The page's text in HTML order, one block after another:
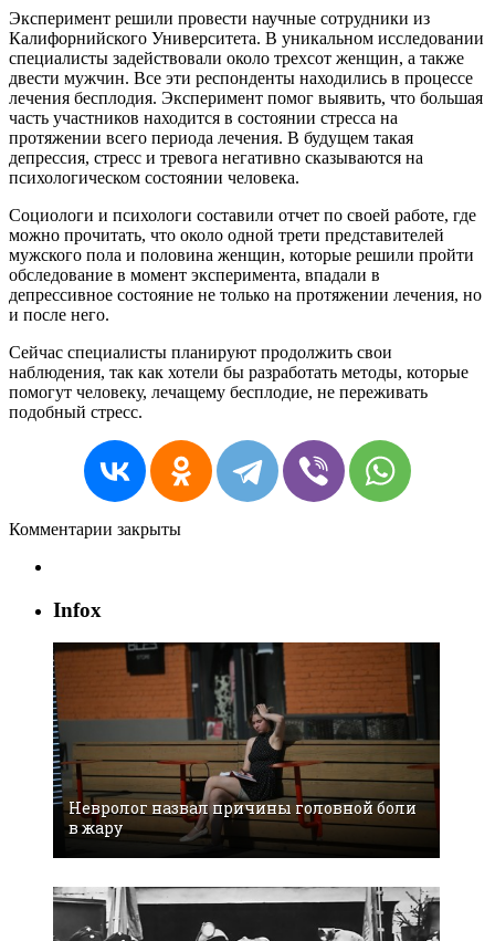
Эксперимент решили провести научные сотрудники из
Калифорнийского Университета. В уникальном исследовании
специалисты задействовали около трехсот женщин, а также
двести мужчин. Все эти респонденты находились в процессе
лечения бесплодия. Эксперимент помог выявить, что большая
часть участников находится в состоянии стресса на
протяжении всего периода лечения. В будущем такая
депрессия, стресс и тревога негативно сказываются на
психологическом состоянии человека.
Социологи и психологи составили отчет по своей работе, где
можно прочитать, что около одной трети представителей
мужского пола и половина женщин, которые решили пройти
обследование в момент эксперимента, впадали в
депрессивное состояние не только на протяжении лечения, но
и после него.
Сейчас специалисты планируют продолжить свои
наблюдения, так как хотели бы разработать методы, которые
помогут человеку, лечащему бесплодие, не переживать
подобный стресс.
Комментарии закрыты
Infox
Невролог назвал причины головной боли
в жару